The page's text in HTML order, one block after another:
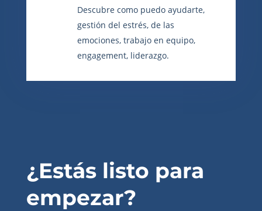
Descubre como puedo ayudarte,
gestión del estrés, de las
emociones, trabajo en equipo,
engagement, liderazgo.
¿Estás listo para
empezar?